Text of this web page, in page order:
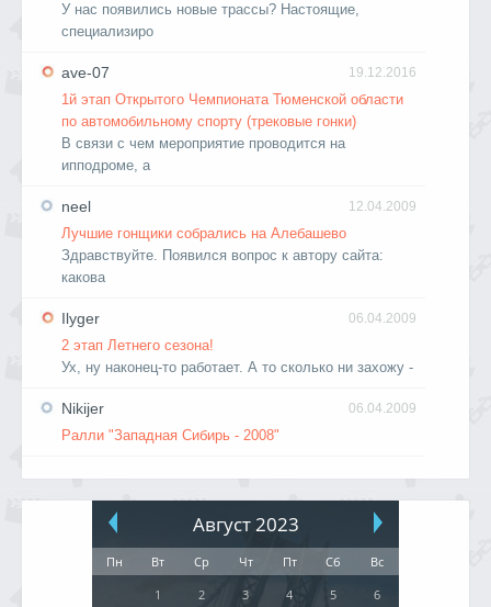
У нас появились новые трассы? Настоящие,
специализиро
19.12.2016
ave-07
1й этап Открытого Чемпионата Тюменской области
по автомобильному спорту (трековые гонки)
В связи с чем мероприятие проводится на
ипподроме, а
12.04.2009
neel
Лучшие гонщики собрались на Алебашево
Здравствуйте. Появился вопрос к автору сайта:
какова
06.04.2009
Ilyger
2 этап Летнего сезона!
Ух, ну наконец-то работает. А то сколько ни захожу -
06.04.2009
Nikijer
Ралли "Западная Сибирь - 2008"
Август 2023
Пн Вт Ср Чт Пт Сб
Вс
1
2 3 4 5 6